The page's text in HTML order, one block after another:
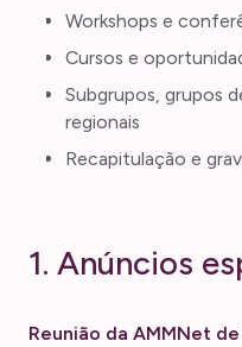
Workshops e
Cursos e
Subgrupos, grupos
regionais
Recapitulação e
1. Anúncios
Reunião da AMMNet